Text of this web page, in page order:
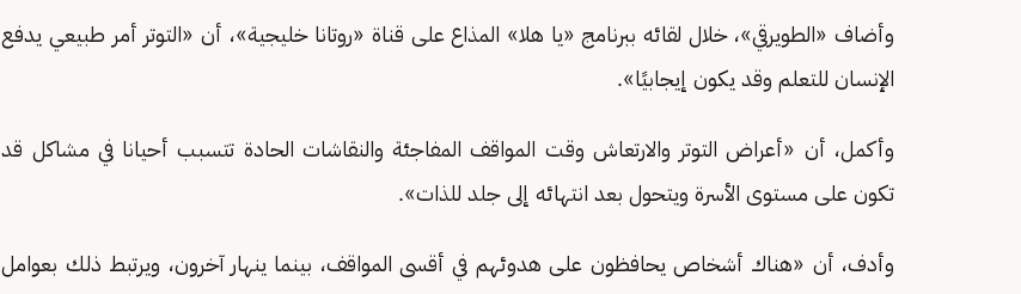
وأضاف «الطويرقي»، خلال لقائه ببرنامج «يا هلا» المذاع على قناة «روتانا خليجية»، أن «التوتر أمر طبيعي يدفع
الإنسان للتعلم وقد يكون إيجابيًا».
وأكمل، أن «أعراض التوتر والارتعاش وقت المواقف المفاجئة والنقاشات الحادة تتسبب أحيانا في مشاكل قد
تكون على مستوى الأسرة ويتحول بعد انتهائه إلى جلد للذات».
وأدف، أن «هناك أشخاص يحافظون على هدوئهم في أقسى المواقف، بينما ينهار آخرون، ويرتبط ذلك بعوامل